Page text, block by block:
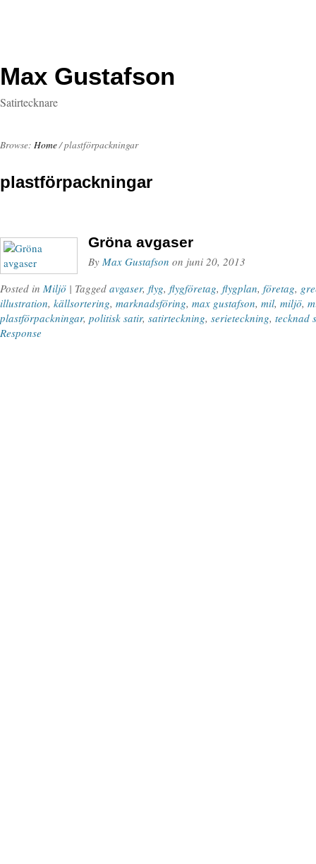
Max Gustafson
Satirtecknare
Browse: Home/plastförpackningar
plastförpackningar
Gröna avgaser
By Max Gustafson on juni 20, 2013
Posted in Miljö | Tagged avgaser, flyg, flygföretag, flygplan, företag,
illustration, källsortering, marknadsföring, max gustafson, mil, miljö,
plastförpackningar, politisk satir, satirteckning, serieteckning, tecknad
Response